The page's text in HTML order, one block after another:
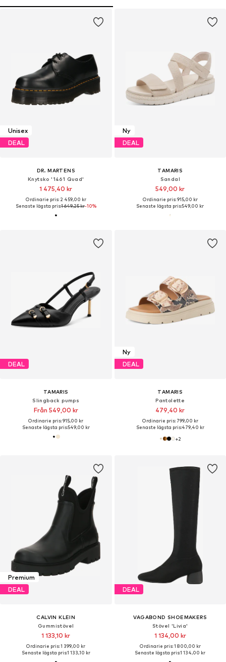
Unisex
DEAL
DR. MARTENS
Knytsko '1461 Quad'
1 475,40 kr
Ordinarie pris: 2 459,00 kr
Senaste lägsta pris:1 649,25 kr-10%
Ny
DEAL
TAMARIS
Sandal
549,00 kr
Ordinarie pris: 915,00 kr
Senaste lägsta pris:549,00 kr
DEAL
TAMARIS
Slingback pumps
Från 549,00 kr
Ordinarie pris: 915,00 kr
Senaste lägsta pris:549,00 kr
Ny
DEAL
TAMARIS
Pantolette
479,40 kr
Ordinarie pris: 799,00 kr
Senaste lägsta pris:479,40 kr
+2
Premium
DEAL
CALVIN KLEIN
Gummistövel
1 133,10 kr
Ordinarie pris: 1 399,00 kr
Senaste lägsta pris:1 133,10 kr
DEAL
VAGABOND SHOEMAKERS
Stövel 'Livia'
1 134,00 kr
Ordinarie pris: 1 800,00 kr
Senaste lägsta pris:1 134,00 kr